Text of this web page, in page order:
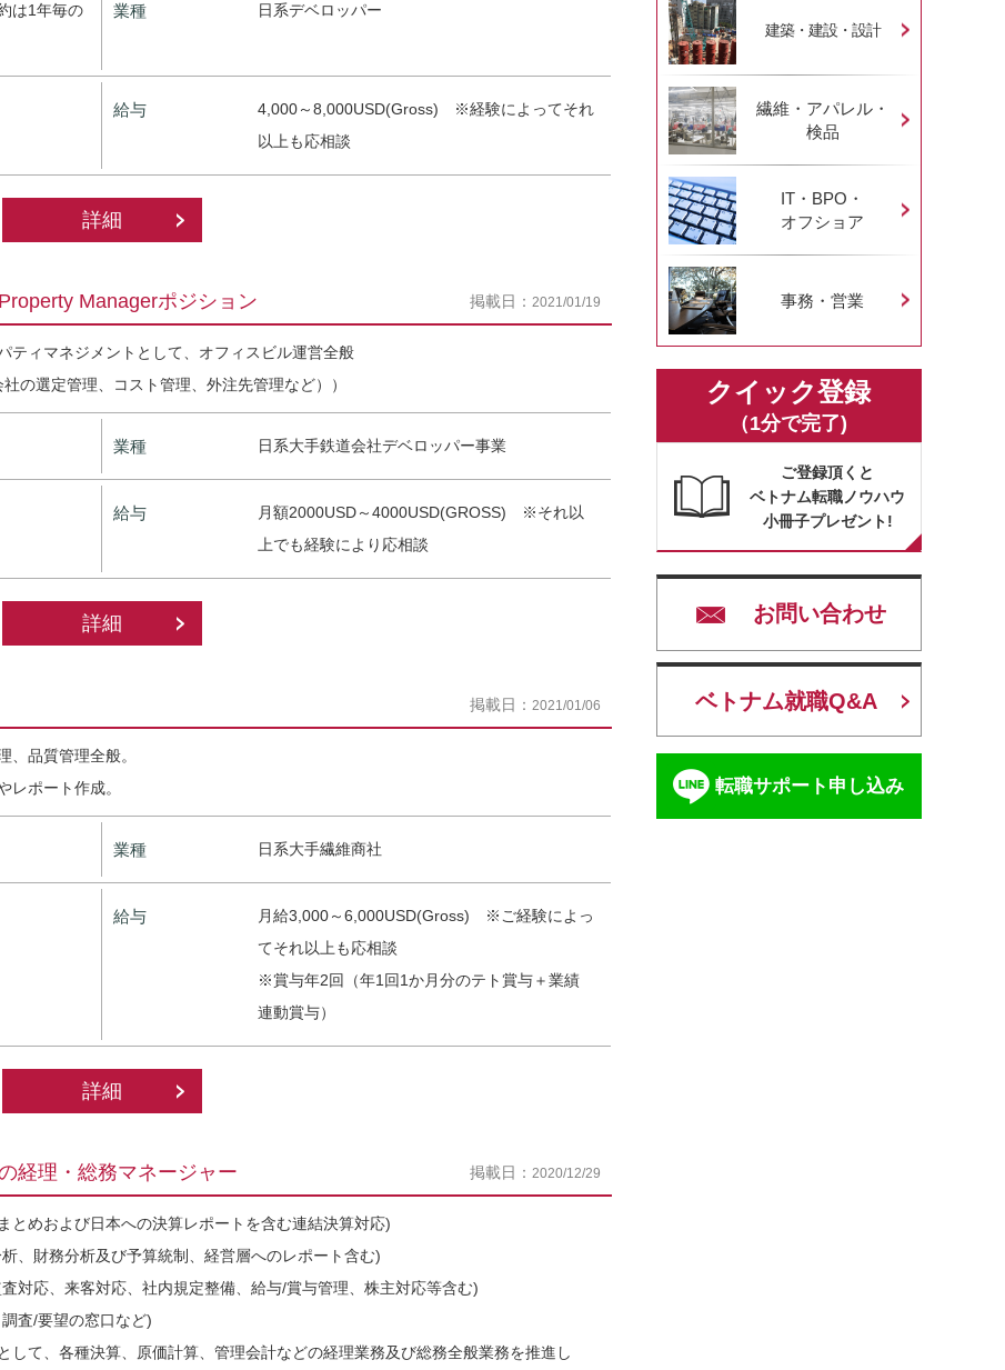
は1年毎の
業種 日系デベロッパー
給与
4,000～8,000USD(Gross) ※経験によってそれ
以上も応相談
詳細
Managerポジション 掲載日： 2021/01/19
ティマネジメントとして、オフィスビル運営全般
の選定管理、コスト管理、外注先管理など））
業種 日系大手鉄道会社デベロッパー事業
給与
月額2000USD～4000USD(GROSS) ※それ以
上でも経験により応相談
詳細
掲載日： 2021/01/06
、品質管理全般。
レポート作成。
業種 日系大手繊維商社
給与
月給3,000～6,000USD(Gross) ※ご経験によっ
てそれ以上も応相談
※賞与年2回（年1回1か月分のテト賞与＋業績
連動賞与）
詳細
経理・総務マネージャー 掲載日： 2020/12/29
とめおよび日本への決算レポートを含む連結決算対応)
、財務分析及び予算統制、経営層へのレポート含む)
対応、来客対応、社内規定整備、給与/賞与管理、株主対応等含む)
査/要望の窓口など)
て、各種決算、原価計算、管理会計などの経理業務及び総務全般業務を推進し
建築・建設・設計
繊維・アパレル・
検品
IT・BPO・
オフショア
事務・営業
クイック登録
（1分で完了)
ご登録頂くと
ベトナム転職ノウハウ
小冊子プレゼント!
お問い合わせ
ベトナム就職Q&A
転職サポート申し込み